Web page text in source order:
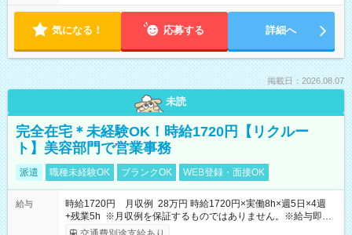
気になる！ 応募する 詳細へ
掲載日：2026.08.07
未読
完全在宅＊未経験OK！時給1720円【リクルー
ト】美容部門で営業事務
派遣 職種未経験OK ブランクOK WEB登録・面接OK
給与
時給1720円 月収例 28万円 時給1720円×実働8h×週5日×4週
+残業5h ※月収例を保証するものではありません。※給与即受
取りサービス利用可（利用条件有）